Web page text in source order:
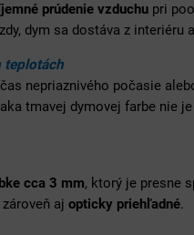
prúdenie vzduchu pri
dym sa dostáva z interiéru
teplotách
nepriaznivého počasie
tmavej dymovej farbe nie
cca 3 mm, ktorý je presne
aj opticky priehľadné.